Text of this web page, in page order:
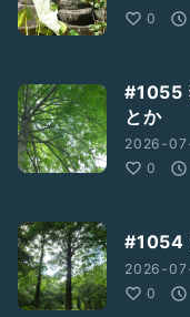
0
#1055
とか
2026-
0
#1054
2026-
0